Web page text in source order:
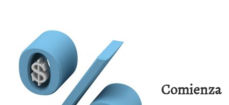
Comienza